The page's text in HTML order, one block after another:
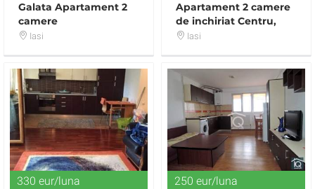
Galata Apartament 2
camere
semidecomandat, bloc
Iasi
Apartament 2 camere
de inchiriat Centru,
Iasi
330 eur/luna 250 eur/luna